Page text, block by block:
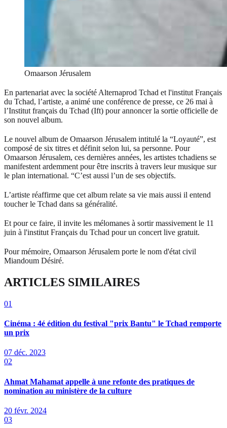
Omaarson Jérusalem
En partenariat avec la société Alternaprod Tchad et l'institut Français
du Tchad, l’artiste, a animé une conférence de presse, ce 26 mai à
l’Institut français du Tchad (Ift) pour annoncer la sortie officielle de
son nouvel album.
Le nouvel album de Omaarson Jérusalem intitulé la “Loyauté”, est
composé de six titres et définit selon lui, sa personne. Pour
Omaarson Jérusalem, ces dernières années, les artistes tchadiens se
manifestent ardemment pour être inscrits à travers leur musique sur
le plan international. “C’est aussi l’un de ses objectifs.
L’artiste réaffirme que cet album relate sa vie mais aussi il entend
toucher le Tchad dans sa généralité.
Et pour ce faire, il invite les mélomanes à sortir massivement le 11
juin à l'institut Français du Tchad pour un concert live gratuit.
Pour mémoire, Omaarson Jérusalem porte le nom d'état civil
Miandoum Désiré.
ARTICLES SIMILAIRES
01
Cinéma : 4é édition du festival "prix Bantu" le Tchad remporte
un prix
07 déc. 2023
02
Ahmat Mahamat appelle à une refonte des pratiques de
nomination au ministère de la culture
20 févr. 2024
03